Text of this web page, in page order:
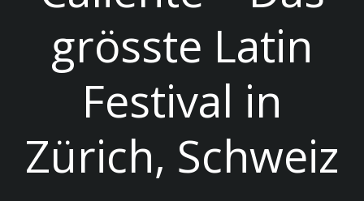
grösste Latin
Festival in
Zürich, Schweiz